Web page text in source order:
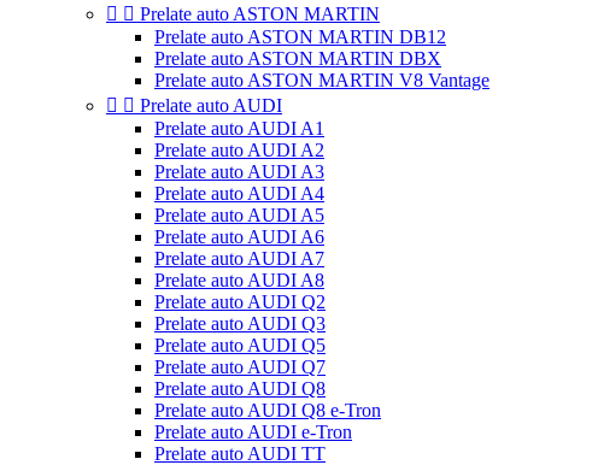
  Prelate auto ASTON MARTIN
Prelate auto ASTON MARTIN DB12
Prelate auto ASTON MARTIN DBX
Prelate auto ASTON MARTIN V8 Vantage
  Prelate auto AUDI
Prelate auto AUDI A1
Prelate auto AUDI A2
Prelate auto AUDI A3
Prelate auto AUDI A4
Prelate auto AUDI A5
Prelate auto AUDI A6
Prelate auto AUDI A7
Prelate auto AUDI A8
Prelate auto AUDI Q2
Prelate auto AUDI Q3
Prelate auto AUDI Q5
Prelate auto AUDI Q7
Prelate auto AUDI Q8
Prelate auto AUDI Q8 e-Tron
Prelate auto AUDI e-Tron
Prelate auto AUDI TT